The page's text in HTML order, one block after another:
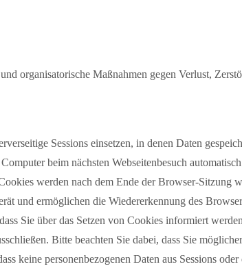
organisatorische Maßnahmen gegen Verlust,
Sessions einsetzen, in denen Daten
beim nächsten Webseitenbesuch
werden nach dem Ende der Browser-Sitzung
und ermöglichen die Wiedererkennung des
Sie über das Setzen von Cookies informiert
Bitte beachten Sie dabei, dass Sie
keine personenbezogenen Daten aus Sessions